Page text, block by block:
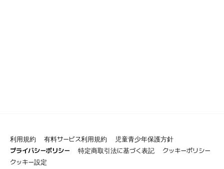
利用規約 有料サービス利用規約
児童青少年保護方針
プライバシーポリシー
特定商取引法に基づく表記
クッキーポリシー
クッキー設定